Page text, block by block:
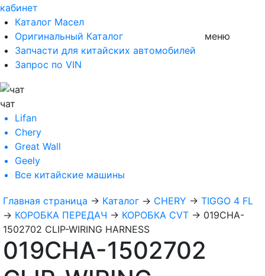
кабинет
Каталог Масел
Оригинальный Каталог
Запчасти для китайских автомобилей
Запрос по VIN
меню
чат
Lifan
Chery
Great Wall
Geely
Все китайские машины
Главная страница → Каталог → CHERY → TIGGO 4 FL
→ КОРОБКА ПЕРЕДАЧ → КОРОБКА CVT → 019CHA-
1502702 CLIP-WIRING HARNESS
019CHA-1502702